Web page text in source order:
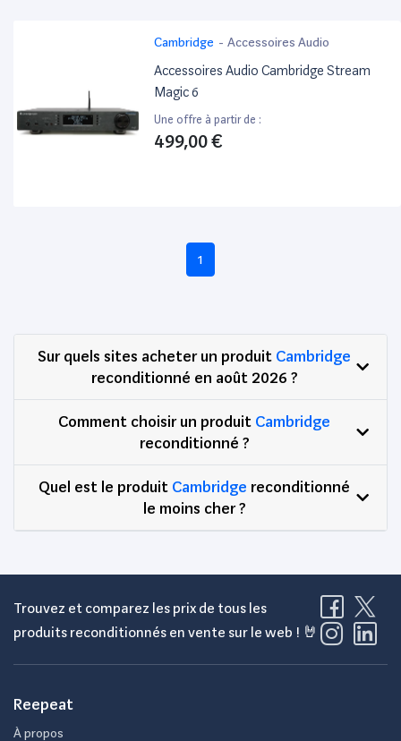
Cambridge - Accessoires Audio
Accessoires Audio Cambridge Stream
Magic 6
Une offre à partir de :
499,00 €
1
Sur quels sites acheter un produit Cambridge
reconditionné en août 2026 ?
Comment choisir un produit Cambridge
reconditionné ?
Quel est le produit Cambridge reconditionné
le moins cher ?
Trouvez et comparez les prix de tous les
produits reconditionnés en vente sur le web ! 🤘
Reepeat
À propos